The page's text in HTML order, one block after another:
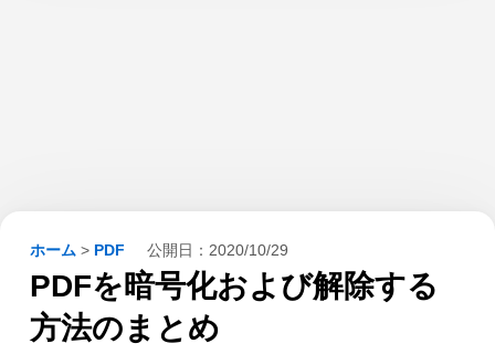
ホーム > PDF 公開日： 2020/10/29
PDFを暗号化および解除する
方法のまとめ